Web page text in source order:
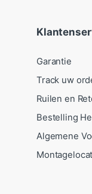
Garantie
Track uw
Ruilen en
Bestelling
Algemene